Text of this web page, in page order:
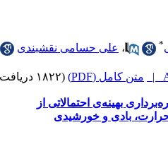
،علی حسامی نقشبندی
متن کامل (PDF) (۱۸۲۲ دریافت)
بهینه‌ی احتمالاتی از
بادی و خورشیدی